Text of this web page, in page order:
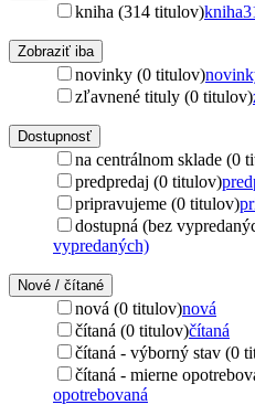
kniha (314 titulov)kniha
Zobraziť iba
novinky (0 titulov)
zľavnené tituly (0 titulov)
Dostupnosť
na centrálnom sklade (0
predpredaj (0 titulov)
pripravujeme (0 titulov)
dostupná (bez
vypredaných)
Nové / čítané
nová (0 titulov)nová
čítaná (0 titulov)čítaná
čítaná - výborný stav (0
čítaná - mierne
opotrebovaná